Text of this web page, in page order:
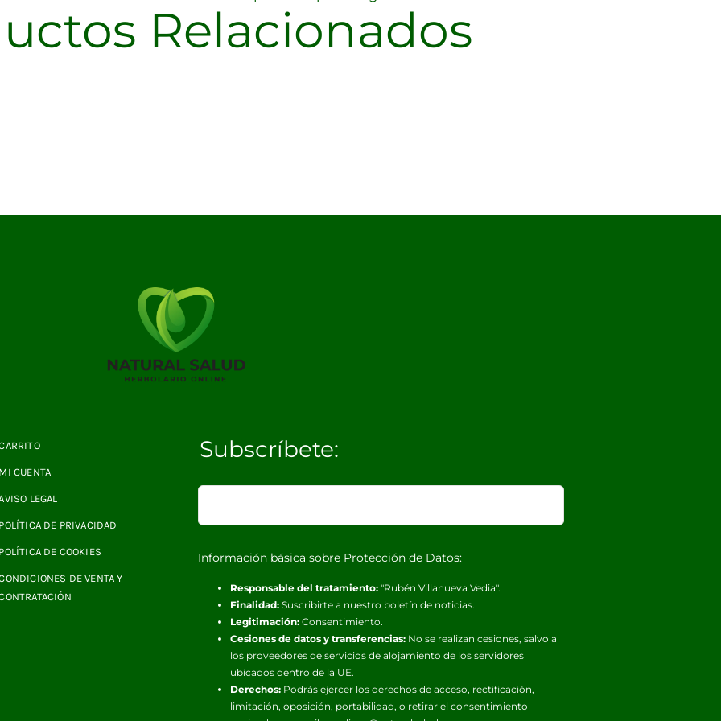
Relacionados
CUENTA
LEGAL
DE PRIVACIDAD
DE COOKIES
DE VENTA Y
Subscríbete:
Información básica sobre Protección de Datos:
Responsable del tratamiento: "Rubén Villanueva Vedia".
Finalidad: Suscribirte a nuestro boletín de noticias.
Legitimación: Consentimiento.
Cesiones de datos y transferencias: No se realizan cesiones, salvo a
los proveedores de servicios de alojamiento de los servidores
ubicados dentro de la UE.
Derechos: Podrás ejercer los derechos de acceso, rectificación,
limitación, oposición, portabilidad, o retirar el consentimiento